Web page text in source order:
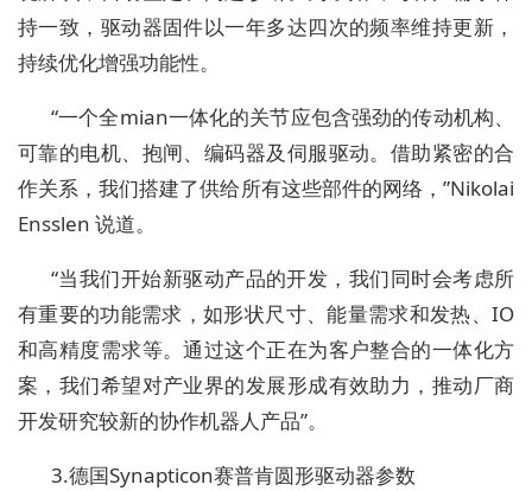
持一致，驱动器固件以一年多达四次的频率维持更新，
持续优化增强功能性。
“一个全mian一体化的关节应包含强劲的传动机构、
可靠的电机、抱闸、编码器及伺服驱动。借助紧密的合
作关系，我们搭建了供给所有这些部件的网络，”Nikolai
Ensslen 说道。
“当我们开始新驱动产品的开发，我们同时会考虑所
有重要的功能需求，如形状尺寸、能量需求和发热、IO
和高精度需求等。通过这个正在为客户整合的一体化方
案，我们希望对产业界的发展形成有效助力，推动厂商
开发研究较新的协作机器人产品”。
3.德国Synapticon赛普肯圆形驱动器参数